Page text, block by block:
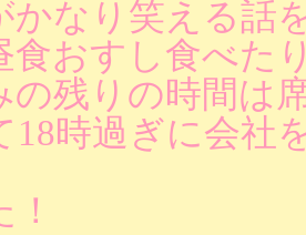
かなり笑える話
食おすし食べた
の残りの時間は
18時過ぎに会社